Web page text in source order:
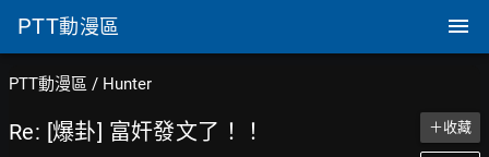
PTT動漫區
PTT動漫區 / Hunter
Re: [爆卦] 富奸發文了！！ ＋收藏